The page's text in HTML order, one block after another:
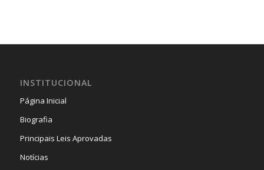
INSTITUCIONAL
Página Inicial
Biografia
Principais Leis Aprovadas
Notícias